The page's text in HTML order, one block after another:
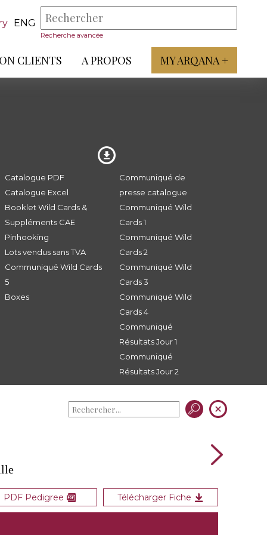
ENG
Recherche avancée
CLIENTS A PROPOS MY ARQANA +
Catalogue PDF
Catalogue Excel
Booklet Wild Cards &
Suppléments CAE
Pinhooking
Lots vendus sans TVA
Communiqué Wild Cards
5
Boxes
Communiqué de
presse catalogue
Communiqué Wild
Cards 1
Communiqué Wild
Cards 2
Communiqué Wild
Cards 3
Communiqué Wild
Cards 4
Communiqué
Résultats Jour 1
Communiqué
Résultats Jour 2
PDF Pedigree Télécharger Fiche